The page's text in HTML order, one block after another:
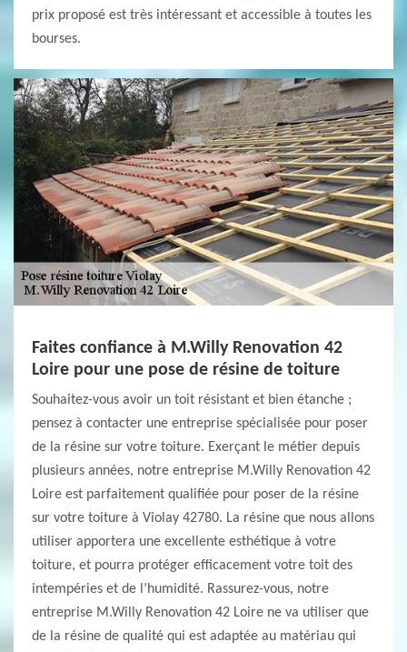
prix proposé est très intéressant et accessible à toutes les
bourses.
Faites confiance à M.Willy Renovation 42
Loire pour une pose de résine de toiture
Souhaitez-vous avoir un toit résistant et bien étanche ;
pensez à contacter une entreprise spécialisée pour poser
de la résine sur votre toiture. Exerçant le métier depuis
plusieurs années, notre entreprise M.Willy Renovation 42
Loire est parfaitement qualifiée pour poser de la résine
sur votre toiture à Violay 42780. La résine que nous allons
utiliser apportera une excellente esthétique à votre
toiture, et pourra protéger efficacement votre toit des
intempéries et de l’humidité. Rassurez-vous, notre
entreprise M.Willy Renovation 42 Loire ne va utiliser que
de la résine de qualité qui est adaptée au matériau qui